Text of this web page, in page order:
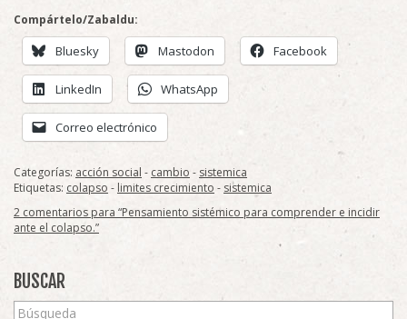
Compártelo/Zabaldu:
Bluesky Mastodon Facebook
LinkedIn WhatsApp
Correo electrónico
Categorías: acción social - cambio - sistemica
Etiquetas: colapso - limites crecimiento - sistemica
2 comentarios para “Pensamiento sistémico para comprender e incidir
ante el colapso.”
BUSCAR